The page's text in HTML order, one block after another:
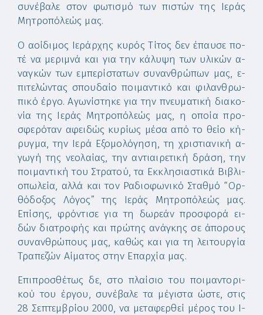
συ­νέ­βα­λε στον φω­τι­σμό των πι­στών της Ι­ε­ράς
Μη­τρο­πό­λε­ώς μας.
Ο α­οί­δι­μος Ι­ε­ράρ­χης κυ­ρός Τί­τος δεν έ­παυ­σε πο­
τέ να με­ρι­μνά και για την κά­λυ­ψη των υ­λι­κών α­
ναγ­κών των εμ­πε­ρί­στα­των συ­ναν­θρώ­πων μας, ε­
πι­τε­λών­τας σπου­δαί­ο ποι­μαν­τι­κό και φι­λαν­θρω­
πι­κό έρ­γο. Α­γω­νί­στη­κε για την πνευ­μα­τι­κή δι­α­κο­
νί­α της Ι­ε­ράς Μη­τρο­πό­λε­ώς μας, η ο­ποί­α προ­
σφε­ρό­ταν α­φει­δώς κυ­ρί­ως μέ­σα από το θεί­ο κή­
ρυγ­μα, την Ι­ε­ρά Ε­ξο­μο­λό­γη­ση, τη χρι­στι­α­νι­κή α­
γω­γή της νε­ο­λαί­ας, την αν­τι­αι­ρε­τι­κή δρά­ση, την
ποι­μαν­τι­κή του Στρα­τού, τα Εκ­κλη­σι­α­στι­κά Βι­βλι­
ο­πω­λεί­α, αλ­λά και τον Ρα­δι­ο­φω­νι­κό Σταθ­μό “Ορ­
θό­δο­ξος Λό­γος” της Ι­ε­ράς Μη­τρο­πό­λε­ώς μας.
Επί­σης, φρόν­τι­σε για τη δω­ρε­άν προ­σφο­ρά ει­
δών δι­α­τρο­φής και πρώ­της α­νάγ­κης σε ά­πο­ρους
συ­ναν­θρώ­πους μας, κα­θώς και για τη λει­τουρ­γί­α
Τρα­πε­ζών Αί­μα­τος στην Ε­παρ­χί­α μας.
Ε­πι­προ­σθέ­τως δε, στο πλαί­σιο του ποι­μαν­το­ρι­
κού του έρ­γου, συ­νέ­βα­λε τα μέ­γι­στα ώ­στε, στις
28 Σε­πτεμ­βρί­ου 2000, να με­τα­φερ­θεί μέ­ρος του Ι­